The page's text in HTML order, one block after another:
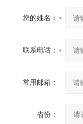
您的姓名：
联系电话：
常用邮箱：
省份：